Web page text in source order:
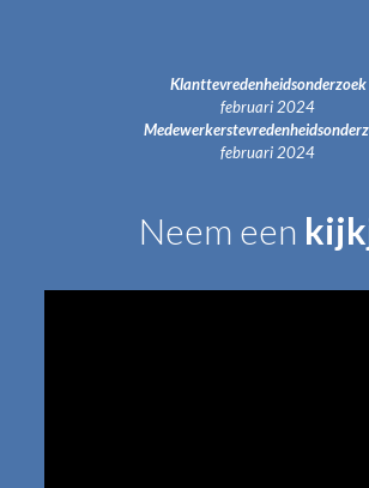
Klanttevredenheidsonderzoek
februari 2024
februari 2024
Neem een